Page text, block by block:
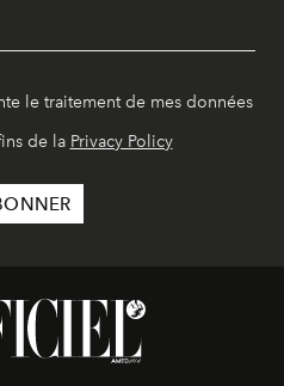
le traitement de mes données
de la Privacy Policy